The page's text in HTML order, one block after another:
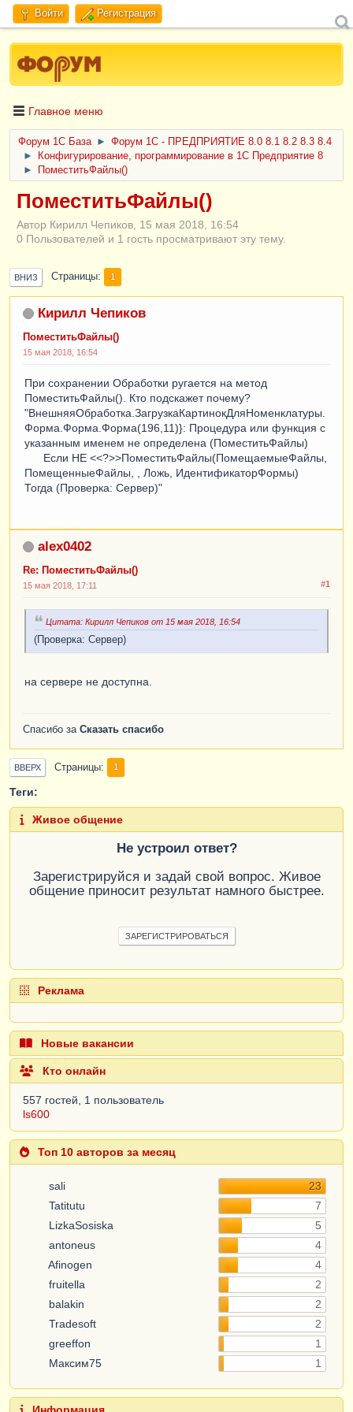
Войти Регистрация
Главное меню
Форум 1C База ►
Форум 1С - ПРЕДПРИЯТИЕ 8.0 8.1 8.2 8.3 8.4
►
Конфигурирование, программирование в 1С Предприятие 8
►
ПоместитьФайлы()
ПоместитьФайлы()
Автор Кирилл Чепиков, 15 мая 2018, 16:54
0 Пользователей и 1 гость просматривают эту тему.
ВНИЗ Страницы 1
Кирилл Чепиков
ПоместитьФайлы()
15 мая 2018, 16:54
При сохранении Обработки ругается на метод
ПоместитьФайлы(). Кто подскажет почему?
"ВнешняяОбработка.ЗагрузкаКартинокДляНоменклатуры.
Форма.Форма.Форма(196,11)}: Процедура или функция с
указанным именем не определена (ПоместитьФайлы)
Если НЕ <<?>>ПоместитьФайлы(ПомещаемыеФайлы,
ПомещенныеФайлы, , Ложь, ИдентификаторФормы)
Тогда (Проверка: Сервер)"
alex0402
Re: ПоместитьФайлы()
#1
15 мая 2018, 17:11
Цитата: Кирилл Чепиков от 15 мая 2018, 16:54
(Проверка: Сервер)
на сервере не доступна.
Спасибо за Сказать спасибо
ВВЕРХ Страницы 1
Теги:
Живое общение
Не устроил ответ?
Зарегистрируйся и задай свой вопрос. Живое
общение приносит результат намного быстрее.
ЗАРЕГИСТРИРОВАТЬСЯ
Реклама
Новые вакансии
Кто онлайн
557 гостей, 1 пользователь
ls600
Топ 10 авторов за месяц
sali
23
Tatitutu
7
LizkaSosiska
5
antoneus
4
Afinogen
4
fruitella
2
balakin
2
Tradesoft
2
greeffon
1
Максим75
1